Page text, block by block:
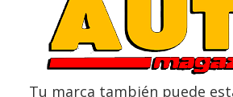
¿Qué puede pasar con tu vehículo si
La Vuelta al Ecuador 2026, edición 47ª,
Tu marca también puede